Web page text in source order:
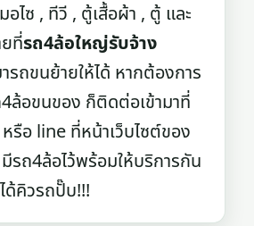
อไซ , ทีวี , ตู้เสื้อผ้า , ตู้ และ
ที่รถ4ล้อใหญ่รับจ้าง
รถขนย้ายให้ได้ หากต้องการ
4ล้อขนของ ก็ติดต่อเข้ามาที่
รือ line ที่หน้าเว็บไซต์ของ
มีรถ4ล้อไว้พร้อมให้บริการกัน
ด้คิวรถปั๊บ!!!